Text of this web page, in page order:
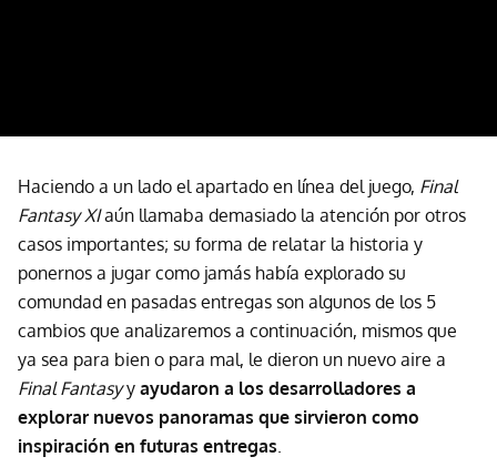
Haciendo a un lado el apartado en línea del juego, Final
Fantasy XIaún llamaba demasiado la atención por otros
casos importantes; su forma de relatar la historia y
ponernos a jugar como jamás había explorado su
comundad en pasadas entregas son algunos de los 5
cambios que analizaremos a continuación, mismos que
ya sea para bien o para mal, le dieron un nuevo aire a
Final Fantasyy ayudaron a los desarrolladores a
explorar nuevos panoramas que sirvieron como
inspiración en futuras entregas